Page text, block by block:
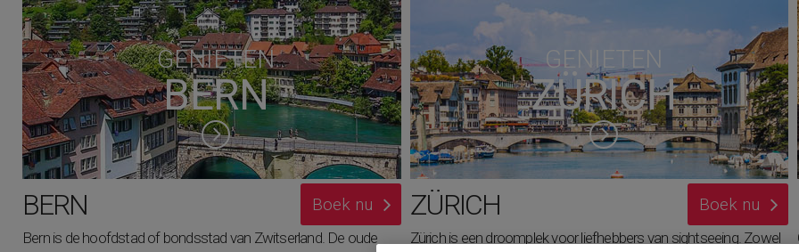
GENIETEN
BERN
BERN Boek nu
Bern is de hoofdstad of bondsstad van Zwitserland. De oude
GENIETEN
ZÜRICH
ZÜRICH Boek nu
Zürich is een droomplek voor liefhebbers van sightseeing. Zowel